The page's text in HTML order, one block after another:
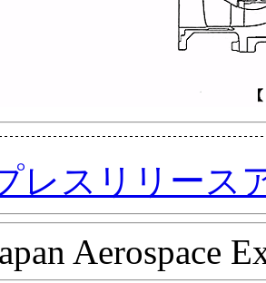
レスリリース
Aerospace